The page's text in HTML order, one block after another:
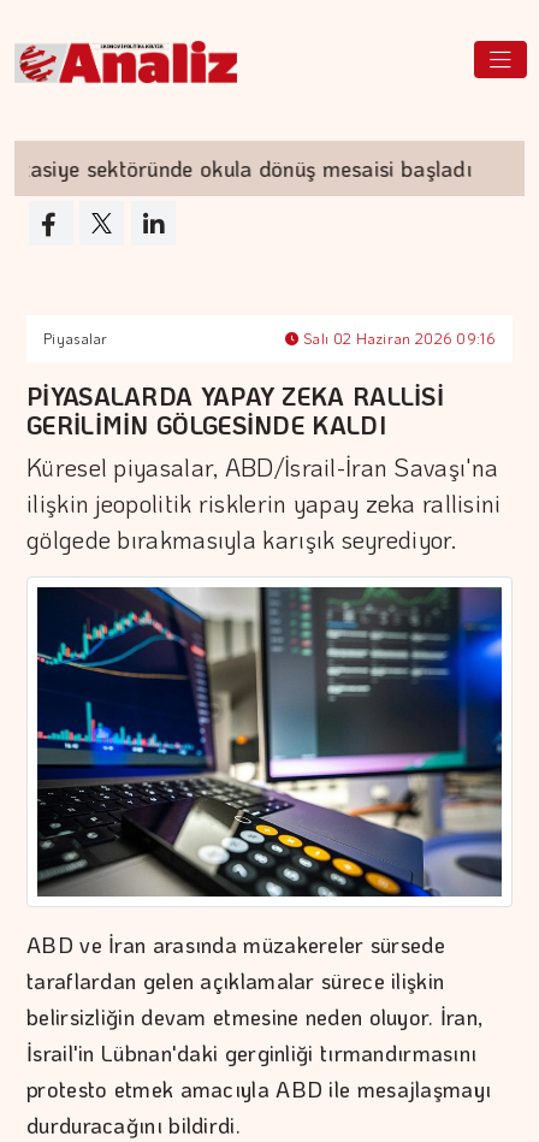
sektöründe okula dönüş mesaisi başladı
Piyasalar Salı 02 Haziran 2026 09:16
PİYASALARDA YAPAY ZEKA RALLİSİ
GERİLİMİN GÖLGESİNDE KALDI
Küresel piyasalar, ABD/İsrail-İran Savaşı'na
ilişkin jeopolitik risklerin yapay zeka rallisini
gölgede bırakmasıyla karışık seyrediyor.
ABD ve İran arasında müzakereler sürsede
taraflardan gelen açıklamalar sürece ilişkin
belirsizliğin devam etmesine neden oluyor. İran,
İsrail'in Lübnan'daki gerginliği tırmandırmasını
protesto etmek amacıyla ABD ile mesajlaşmayı
durduracağını bildirdi.